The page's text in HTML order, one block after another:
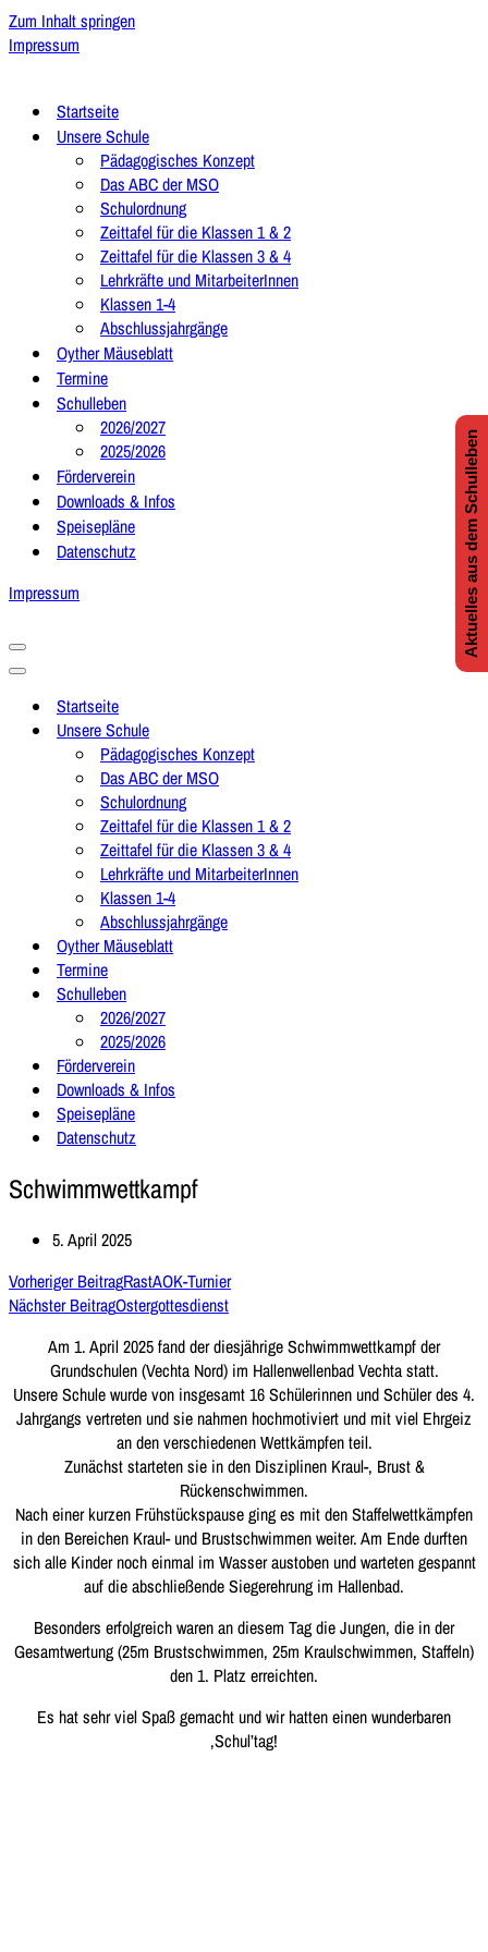
Zum Inhalt springen
Impressum
Startseite
Unsere Schule
Pädagogisches Konzept
Das ABC der MSO
Schulordnung
Zeittafel für die Klassen 1 & 2
Zeittafel für die Klassen 3 & 4
Lehrkräfte und MitarbeiterInnen
Klassen 1-4
Abschlussjahrgänge
Oyther Mäuseblatt
Termine
Schulleben
2026/2027
2025/2026
Förderverein
Downloads & Infos
Speisepläne
Datenschutz
Impressum
Navigationsmenü
Navigationsmenü
Startseite
Unsere Schule
Pädagogisches Konzept
Das ABC der MSO
Schulordnung
Zeittafel für die Klassen 1 & 2
Zeittafel für die Klassen 3 & 4
Lehrkräfte und MitarbeiterInnen
Klassen 1-4
Abschlussjahrgänge
Oyther Mäuseblatt
Termine
Schulleben
2026/2027
2025/2026
Förderverein
Downloads & Infos
Speisepläne
Datenschutz
Schwimmwettkampf
5. April 2025
Vorheriger BeitragRastAOK-Turnier
Nächster BeitragOstergottesdienst
Am 1. April 2025 fand der diesjährige Schwimmwettkampf der
Grundschulen (Vechta Nord) im Hallenwellenbad Vechta statt.
Unsere Schule wurde von insgesamt 16 Schülerinnen und Schüler des 4.
Jahrgangs vertreten und sie nahmen hochmotiviert und mit viel Ehrgeiz
an den verschiedenen Wettkämpfen teil.
Zunächst starteten sie in den Disziplinen Kraul-, Brust &
Rückenschwimmen.
Nach einer kurzen Frühstückspause ging es mit den Staffelwettkämpfen
in den Bereichen Kraul- und Brustschwimmen weiter. Am Ende durften
sich alle Kinder noch einmal im Wasser austoben und warteten gespannt
auf die abschließende Siegerehrung im Hallenbad.
Besonders erfolgreich waren an diesem Tag die Jungen, die in der
Gesamtwertung (25m Brustschwimmen, 25m Kraulschwimmen, Staffeln)
den 1. Platz erreichten.
Es hat sehr viel Spaß gemacht und wir hatten einen wunderbaren
,Schul’tag!
Aktuelles aus dem Schulleben